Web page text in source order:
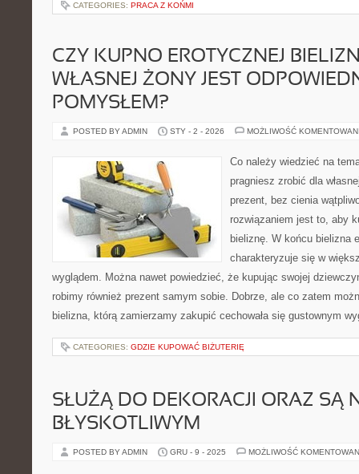
CATEGORIES: PRACA Z KOŃMI
CZY KUPNO EROTYCZNEJ
WŁASNEJ ŻONY JEST
POMYSŁEM?
POSTED BY ADMIN STY - 2 - 2026 MOŻLIWOŚĆ
Co należy wiedzieć na
pragniesz zrobić dla
prezent, bez cienia
rozwiązaniem jest to, aby
bieliznę. W końcu bielizna
charakteryzuje się w
wyglądem. Można nawet powiedzieć, że kupując swojej
robimy również prezent samym sobie. Dobrze, ale co zatem
bielizna, którą zamierzamy zakupić cechowała się gustownym
CATEGORIES: GDZIE KUPOWAĆ BIŻUTERIĘ
SŁUŻĄ DO DEKORACJI ORAZ SĄ
BŁYSKOTLIWYM
POSTED BY ADMIN GRU - 9 - 2025 MOŻLIWOŚĆ